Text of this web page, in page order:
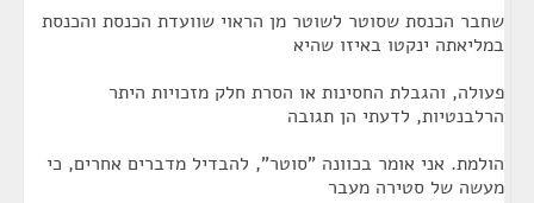
שחבר הכנסת שסוטר לשוטר מן הראוי שוועדת הכנסת והכנסת
במליאתה ינקטו באיזו שהיא
פעולה, והגבלת החסינות או הסרת חלק מזכויות היתר
הרלבנטיות, לדעתי הן תגובה
הולמת. אני אומר בכוונה "סוטר", להבדיל מדברים אחרים, כי
מעשה של סטירה מעבר